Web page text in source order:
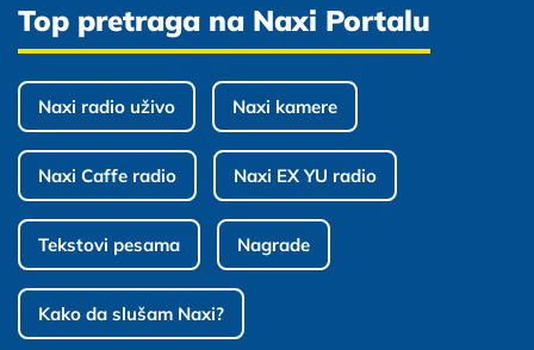
Top pretraga na Naxi Portalu
Naxi radio uživo Naxi kamere
Naxi Caffe radio Naxi EX YU radio
Tekstovi pesama Nagrade
Kako da slušam Naxi?